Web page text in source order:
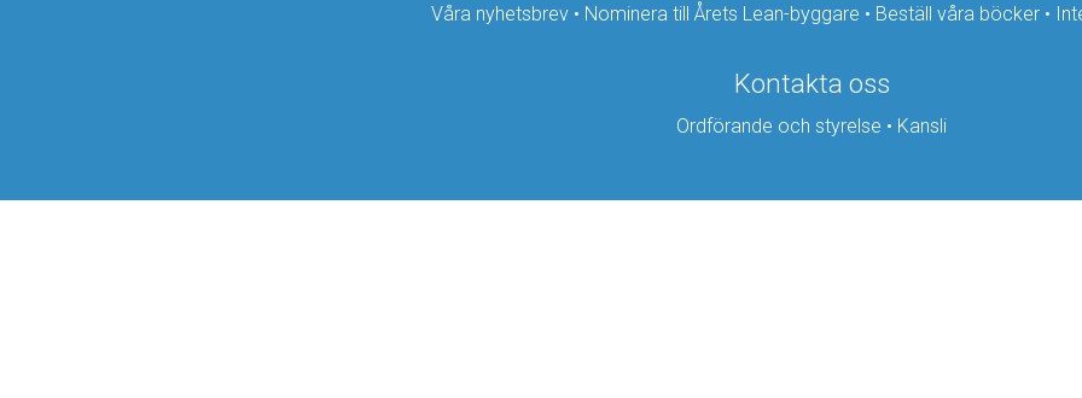
Våra nyhetsbrev • Nominera till Årets Lean-byggare • Beställ våra böcker •
Kontakta oss
Ordförande och styrelse • Kansli